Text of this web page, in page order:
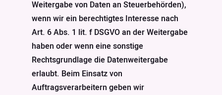
Weitergabe von Daten an Steuerbehörden),
wenn wir ein berechtigtes Interesse nach
Art. 6 Abs. 1 lit. f DSGVO an der Weitergabe
haben oder wenn eine sonstige
Rechtsgrundlage die Datenweitergabe
erlaubt. Beim Einsatz von
Auftragsverarbeitern geben wir